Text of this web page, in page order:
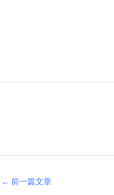
← 前一篇文章